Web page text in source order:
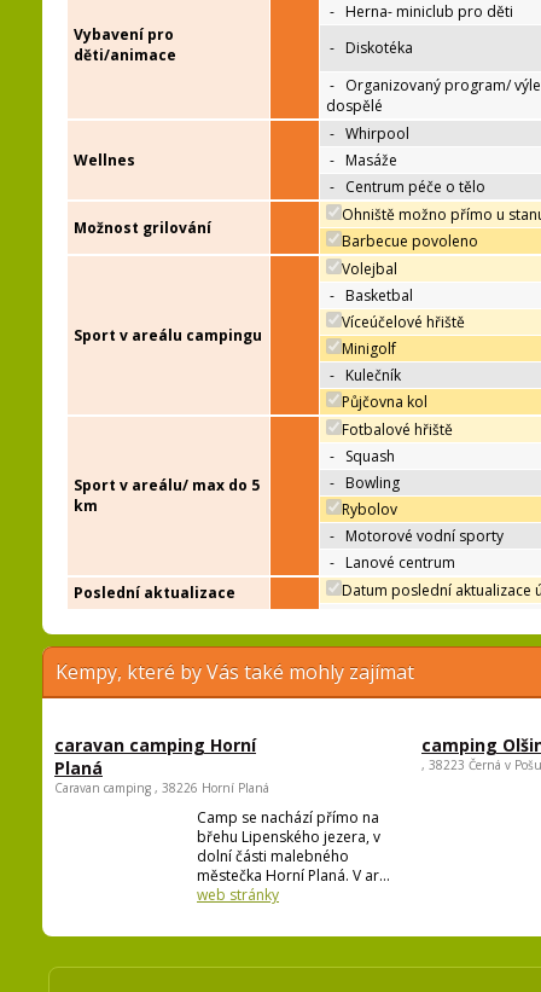
Vybavení pro
děti/animace
- Herna- miniclub pro děti
- Diskotéka
- Organizovaný program/
dospělé
Wellnes
- Whirpool
- Masáže
- Centrum péče o tělo
Možnost grilování
Ohniště možno přímo u
Barbecue povoleno
Sport v areálu campingu
Volejbal
- Basketbal
Víceúčelové hřiště
Minigolf
- Kulečník
Půjčovna kol
Sport v areálu/ max do 5
km
Fotbalové hřiště
- Squash
- Bowling
Rybolov
- Motorové vodní sporty
- Lanové centrum
Poslední aktualizace
Datum poslední aktualizace
Kempy, které by Vás také mohly zajímat
caravan camping Horní
Planá
Caravan camping , 38226 Horní Planá
Camp se nachází přímo na
břehu Lipenského jezera, v
dolní části malebného
městečka Horní Planá. V ar...
web stránky
camping
, 38223 Černá v